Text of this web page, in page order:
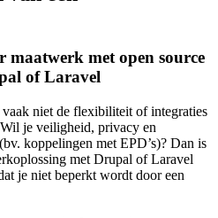
maatwerk met open source
of Laravel
vaak niet de flexibiliteit of integraties
je veiligheid, privacy en
koppelingen met EPD’s)? Dan is
met Drupal of Laravel
je niet beperkt wordt door een